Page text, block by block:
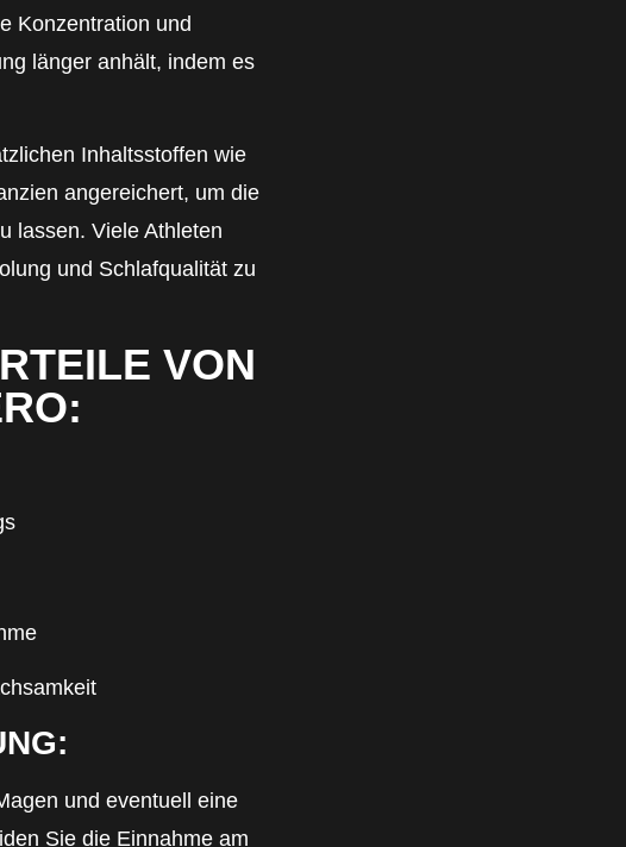
Konzentration und
länger anhält, indem es
Inhaltsstoffen wie
angereichert, um die
lassen. Viele Athleten
und Schlafqualität zu
VON
und eventuell eine
Sie die Einnahme am